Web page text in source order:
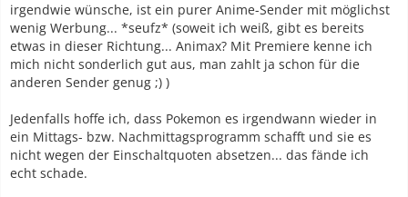
irgendwie wünsche, ist ein purer Anime-Sender mit möglichst
wenig Werbung... *seufz* (soweit ich weiß, gibt es bereits
etwas in dieser Richtung... Animax? Mit Premiere kenne ich
mich nicht sonderlich gut aus, man zahlt ja schon für die
anderen Sender genug ;) )
Jedenfalls hoffe ich, dass Pokemon es irgendwann wieder in
ein Mittags- bzw. Nachmittagsprogramm schafft und sie es
nicht wegen der Einschaltquoten absetzen... das fände ich
echt schade.